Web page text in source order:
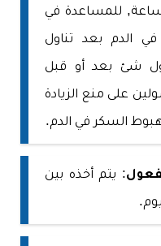
للمساعدة في
الدم بعد تناول
شئ بعد أو قبل
على منع الزيادة
السكر في الدم.
: يتم أخذه بين